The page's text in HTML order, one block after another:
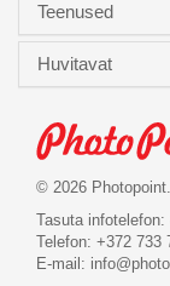
Teenused
Huvitavat
© 2026
Tasuta
Telefon: +372 733
E-mail: